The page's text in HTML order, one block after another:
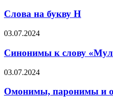
Слова на букву Н
03.07.2024
Синонимы к слову
03.07.2024
Омонимы, паронимы и